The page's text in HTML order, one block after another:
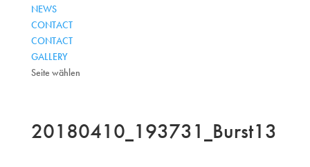
NEWS
CONTACT
CONTACT
GALLERY
Seite wählen
20180410_193731_Burst13